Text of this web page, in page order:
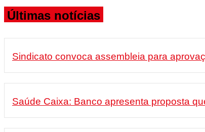
Últimas notícias
Sindicato convoca assembleia para
Saúde Caixa: Banco apresenta proposta